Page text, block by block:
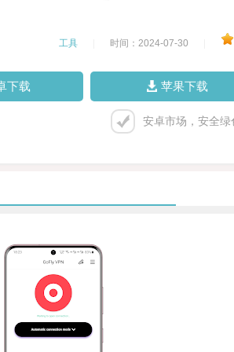
工具 时间：2024-07-30
下载 苹果下载
安卓市场，安全绿